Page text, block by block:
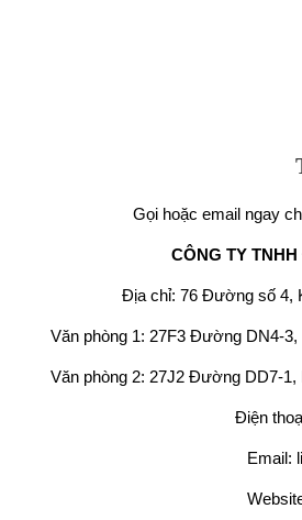
Gọi hoặc email ngay
CÔNG TY
Địa chỉ: 76 Đường số 4,
Văn phòng 1: 27F3 Đường DN4-
Văn phòng 2: 27J2 Đường DD7-
Điện
Email: